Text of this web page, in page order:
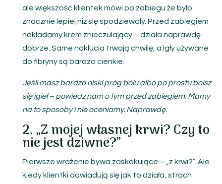
ale większość klientek mówi po zabiegu że było
znacznie lepiej niż się spodziewały. Przed zabiegiem
nakładamy krem znieczulający – działa naprawdę
dobrze. Same nakłucia trwają chwilę, a igły używane
do fibryny są bardzo cienkie.
Jeśli masz bardzo niski próg bólu albo po prostu boisz
się igieł – powiedz nam o tym przed zabiegiem. Mamy
na to sposoby i nie oceniamy. Naprawdę.
2. „Z mojej własnej krwi? Czy to
nie jest dziwne?”
Pierwsze wrażenie bywa zaskakujące – „z krwi?”. Ale
kiedy klientki dowiadują się jak to działa, strach